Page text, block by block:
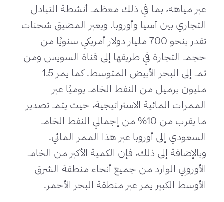
عبر مياهه، بما في ذلك معظم أنشطة التبادل
التجاري بين آسيا وأوروبا. ويعبر المضيق شحنات
تقدر بنحو 700 مليار دولار أمريكي سنويًا من
حجم التجارة في طريقها إلى قناة السويس ومن
ثم إلى البحر الأبيض المتوسط. كما يمر 1.5
مليون برميل من النفط الخام يوميًا عبر
الممرات المائية الاستراتيجية، حيث يتم تصدير
ما يقرب من 10% من إجمالي النفط الخام
السعودي إلى أوروبا عبر هذا الممر المائي.
وبالإضافة إلى ذلك، فإن الكمية الأكبر من الخام
الأوروبي الوارد من جميع أنحاء منطقة الشرق
الأوسط الكبير يمر عبر منطقة البحر الأحمر.